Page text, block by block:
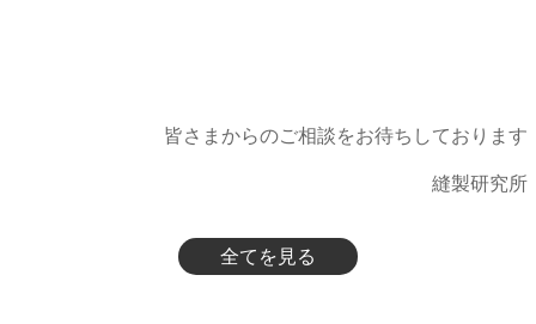
皆さまからのご相談をお待ちしております
縫製研究所
全てを見る